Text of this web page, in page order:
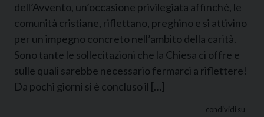
dell’Avvento, un’occasione privilegiata affinché, le
comunità cristiane, riflettano, preghino e si attivino
per un impegno concreto nell’ambito della carità.
Sono tante le sollecitazioni che la Chiesa ci offre e
sulle quali sarebbe necessario fermarci a riflettere!
Da pochi giorni si è concluso il […]
condividi su